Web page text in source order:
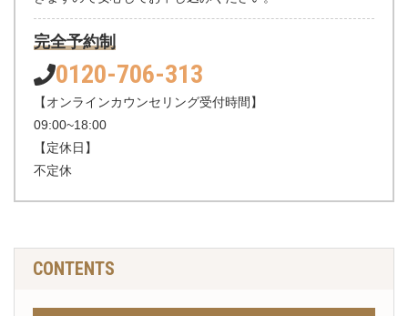
完全予約制
0120-706-313
【オンラインカウンセリング受付時間】
09:00~18:00
【定休日】
不定休
CONTENTS